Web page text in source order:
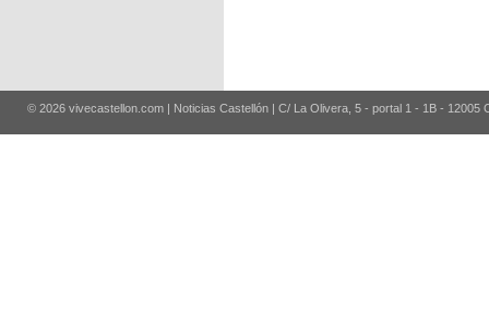
© 2026 vivecastellon.com | Noticias Castellón | C/ La Olivera, 5 - portal 1 - 1B - 12005